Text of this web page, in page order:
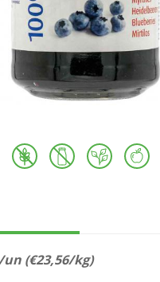
un (€23,56/kg)